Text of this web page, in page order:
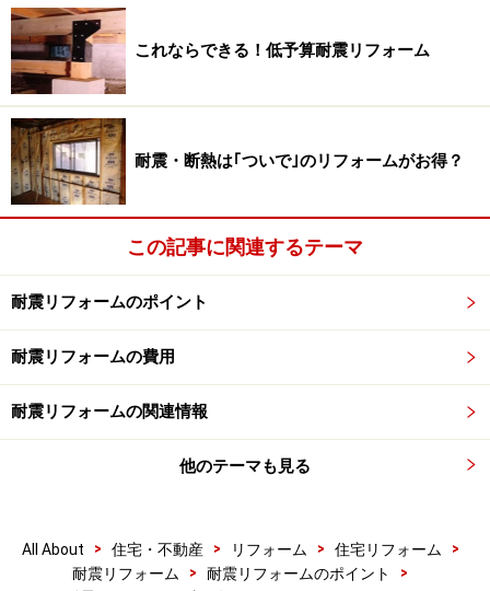
鍵は1981年と2000年、我が家の築年数を確
認して診断を受ける
〈耐震リフォーム工事のポイント2〉
建てられた時期によって耐震性能は異なる。ただし家が健康
な場合に限り。定期点検を忘れずに。
家は建てられた時期によって耐震性能が異なります。そ
の境目になるのが、1981年と2000年です。
1981年に建築基準法が改正され、新しい耐震基準が定め
旧耐震基準とは地震への強さが大きく異なります。
新耐震基準の目安は、震度5程度で損傷しない、震度6～
7程度の大地震で倒壊しないことであり、それまでの旧
これならできる！低予算耐震リフォーム
耐震・断熱は｢ついで｣のリフォームがお得？
この記事に関連するテーマ
耐震リフォームのポイント
耐震リフォームの費用
耐震リフォームの関連情報
他のテーマも見る
All About > 住宅・不動産 > リフォーム > 住宅リフォーム
>
耐震リフォーム
> 耐震リフォームのポイント
>